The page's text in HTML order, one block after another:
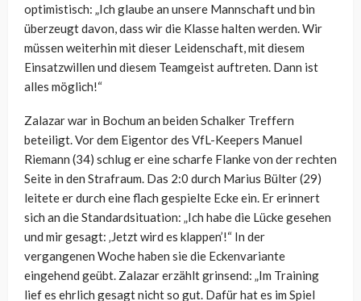
optimistisch: „Ich glaube an unsere Mannschaft und bin
überzeugt davon, dass wir die Klasse halten werden. Wir
müssen weiterhin mit dieser Leidenschaft, mit diesem
Einsatzwillen und diesem Teamgeist auftreten. Dann ist
alles möglich!“
Zalazar war in Bochum an beiden Schalker Treffern
beteiligt. Vor dem Eigentor des VfL-Keepers Manuel
Riemann (34) schlug er eine scharfe Flanke von der rechten
Seite in den Strafraum. Das 2:0 durch Marius Bülter (29)
leitete er durch eine flach gespielte Ecke ein. Er erinnert
sich an die Standardsituation: „Ich habe die Lücke gesehen
und mir gesagt: ‚Jetzt wird es klappen’!“ In der
vergangenen Woche haben sie die Eckenvariante
eingehend geübt. Zalazar erzählt grinsend: „Im Training
lief es ehrlich gesagt nicht so gut. Dafür hat es im Spiel